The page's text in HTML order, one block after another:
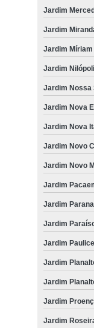
Santana
atendimento
onde agendar
onde tem
atendimento
atendimento a
Leonor
onde tem
onde agendar
Barros
atendimento a
atendimento a
Itaguaçu
onde tem
Jardim
Jardim
Jardim Míriam
Jardim
Jardim Nossa
Jardim Nova
Jardim Nova
Jardim Novo
Jardim Novo
Jardim
Jardim
Jardim
Jardim
Jardim
Jardim
Jardim
Jardim